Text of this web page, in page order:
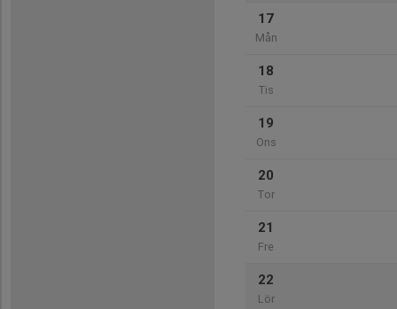
17
Mån
18
Tis
19
Ons
20
Tor
21
Fre
22
Lör